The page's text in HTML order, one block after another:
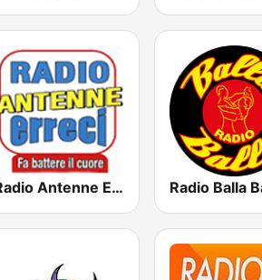
Radio Antenne Erreci Radio Balla